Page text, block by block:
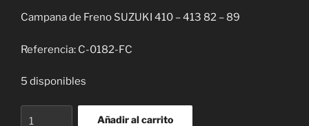
Campana de Freno SUZUKI 410 – 413 82 – 89
Referencia: C-0182-FC
5 disponibles
Añadir al carrito